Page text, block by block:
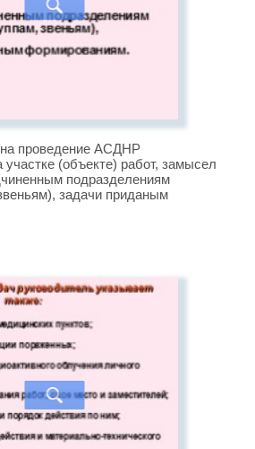
проведение АСДНР
участке (объекте) работ, замысел
подразделениям
задачи приданым